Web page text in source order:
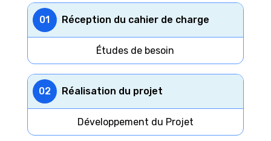
01 Réception du cahier de charge
Études de besoin
02 Réalisation du projet
Développement du Projet